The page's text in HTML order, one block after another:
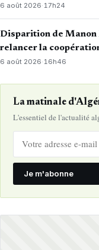
6 août 2026·17h24
Disparition de Manon
relancer la
6 août 2026·16h46
La matinale
L'essentiel de l'actualité
Je m'abonne